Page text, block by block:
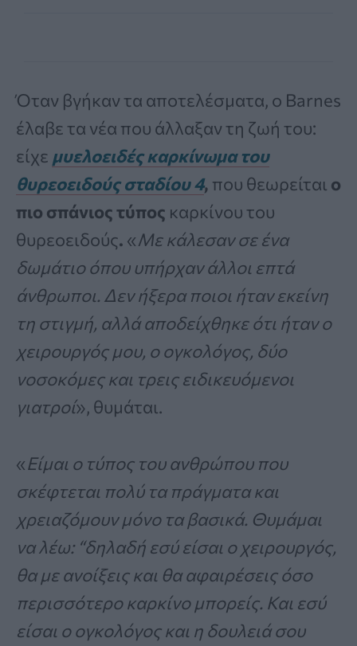
Όταν βγήκαν τα αποτελέσματα, ο Barnes
έλαβε τα νέα που άλλαξαν τη ζωή του:
είχε μυελοειδές καρκίνωμα του
θυρεοειδούς σταδίου 4, που θεωρείται ο
πιο σπάνιος τύπος καρκίνου του
θυρεοειδούς. «Με κάλεσαν σε ένα
δωμάτιο όπου υπήρχαν άλλοι επτά
άνθρωποι. Δεν ήξερα ποιοι ήταν εκείνη
τη στιγμή, αλλά αποδείχθηκε ότι ήταν ο
χειρουργός μου, ο ογκολόγος, δύο
νοσοκόμες και τρεις ειδικευόμενοι
γιατροί», θυμάται.
«Είμαι ο τύπος του ανθρώπου που
σκέφτεται πολύ τα πράγματα και
χρειαζόμουν μόνο τα βασικά. Θυμάμαι
να λέω: “δηλαδή εσύ είσαι ο χειρουργός,
θα με ανοίξεις και θα αφαιρέσεις όσο
περισσότερο καρκίνο μπορείς. Και εσύ
είσαι ο ογκολόγος και η δουλειά σου